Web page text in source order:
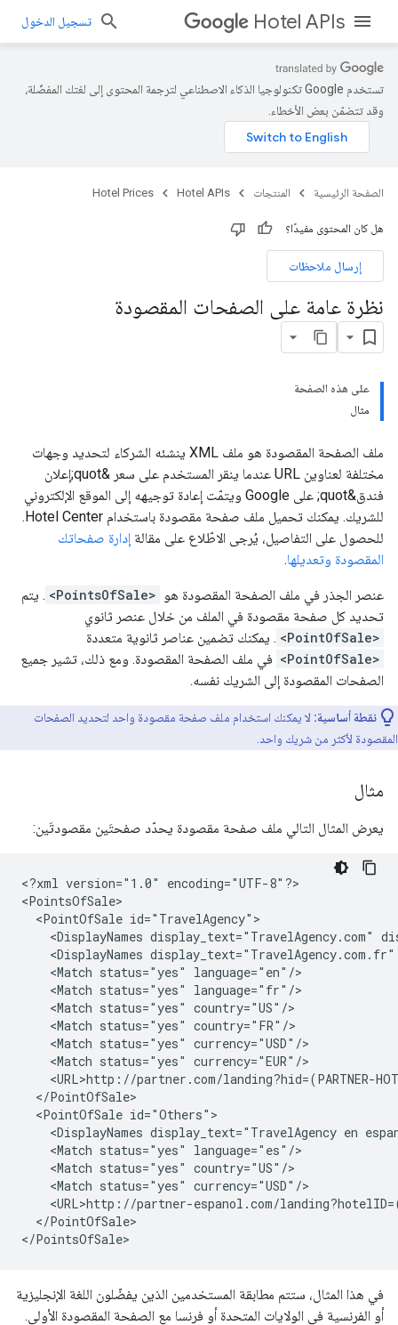
Hotel APIs تسجيل الدخول
تستخدم Google تكنولوجيا الذكاء الاصطناعي لترجمة المحتوى إلى لغتك المفضّلة،
وقد تتضمّن بعض الأخطاء.
الصفحة الرئيسية المنتجات Hotel APIs
Hotel Prices
هل كان المحتوى مفيدًا؟
إرسال ملاحظات
نظرة عامة على الصفحات المقصودة
على هذه الصفحة
مثال
ملف الصفحة المقصودة هو ملف XML ينشئه الشركاء لتحديد وجهات
مختلفة لعناوين URL عندما ينقر المستخدم على سعر &quot;إعلان
فندق&quot; على Google ويتمّت إعادة توجيهه إلى الموقع الإلكتروني
للشريك. يمكنك تحميل ملف صفحة مقصودة باستخدام Hotel Center.
للحصول على التفاصيل، يُرجى الاطّلاع على مقالة إدارة صفحاتك
المقصودة وتعديلها.
عنصر الجذر في ملف الصفحة المقصودة هو <PointsOfSale> . يتم
تحديد كل صفحة مقصودة في الملف من خلال عنصر ثانوي
<PointOfSale> . يمكنك تضمين عناصر ثانوية متعددة
<PointOfSale> في ملف الصفحة المقصودة. ومع ذلك، تشير جميع
الصفحات المقصودة إلى الشريك نفسه.
نقطة أساسية: لا يمكنك استخدام ملف صفحة مقصودة واحد لتحديد الصفحات
المقصودة لأكثر من شريك واحد.
مثال
يعرض المثال التالي ملف صفحة مقصودة يحدّد صفحتَين مقصودتَين:
<?xml version="1.0"
encoding="UTF-8"?>
<PointOfSale
<DisplayNames display_text="TravelAgency.com"
<DisplayNames display_text="TravelAgency.com.fr"
<Match status="yes"
<Match status="yes"
<Match status="yes"
<Match status="yes"
<Match status="yes"
<Match status="yes"
<PointOfSale
<DisplayNames display_text="TravelAgency en
<Match status="yes"
<Match status="yes"
<Match status="yes"
</PointOfSale>
في هذا المثال، ستتم مطابقة المستخدمين الذين يفضّلون اللغة الإنجليزية
أو الفرنسية في الولايات المتحدة أو فرنسا مع الصفحة المقصودة الأولى.